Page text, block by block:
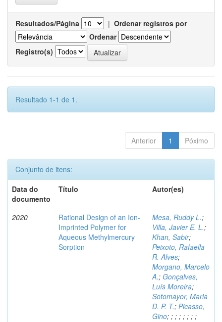
Resultados/Página | Ordenar registros por
Ordenar
Registro(s)
Resultado 1-1 de 1.
Anterior 1 Póximo
Conjunto de itens:
Data do
documento
Título Autor(es)
2020
Rational Design of an Ion-
Imprinted Polymer for
Aqueous Methylmercury
Sorption
Mesa, Ruddy L.;
Villa, Javier E. L.;
Khan, Sabir;
Peixoto, Rafaella
R. Alves;
Morgano, Marcelo
A.; Gonçalves,
Luís Moreira;
Sotomayor, Maria
D. P. T.; Picasso,
Gino; ; ; ; ; ; ; ;